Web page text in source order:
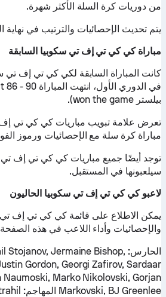
من دوريات كرة السلة الأكثر شهرة.
يتم تحديث الإحصائيات والترتيب في نهاية
مباراة كي كي تي إف تي سكوبيا السابقة
كانت المباراة السابقة لكي كي تي إف تي
بيلستر won the game).
مباراة كرة سلة مع الإحصائيات ورموز
توجد أيضًا جميع مباريات كي كي تي إف تي
سيلعبونها في المستقبل.
لاعبو كي كي تي إف تي سكوبيا الحاليون
يمكن الاطلاع على قائمة كي كي تي إف تي
والإحصائيات وأداء اللاعب في هذه
الحارس: Stojanov, Jermaine Bishop,
Gordon, Georgi Zafirov, Sardaar
Naumoski, Marko Nikolovski, Gorjan
Markovski, BJ Greenlee المهاجم: